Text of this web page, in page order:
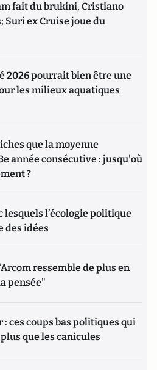
fait du brukini, Cristiano
Suri ex Cruise joue du
2026 pourrait bien être une
les milieux aquatiques
que la moyenne
année consécutive : jusqu'où
?
lesquels l’écologie politique
des idées
ressemble de plus en
pensée"
ces coups bas politiques qui
que les canicules